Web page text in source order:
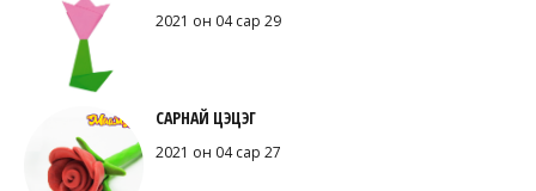
2021 он 04 сар 29
САРНАЙ ЦЭЦЭГ
2021 он 04 сар 27